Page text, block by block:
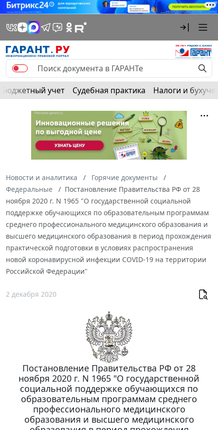
Бюджетный учет Судебная практика Налоги и
Новости и аналитика
Горячие документы
Федеральные
Постановление Правительства РФ от 28
ноября 2020 г. N 1965 "О государственной социальной
поддержке обучающихся по образовательным программам
среднего профессионального медицинского образования и
высшего медицинского образования в период прохождения
практической подготовки в условиях распространения
новой коронавирусной инфекции COVID-19 на территории
Российской Федерации"
2 декабря 2020
Постановление Правительства РФ от 28
ноября 2020 г. N 1965 "О государственной
социальной поддержке обучающихся по
образовательным программам среднего
профессионального медицинского
образования и высшего медицинского